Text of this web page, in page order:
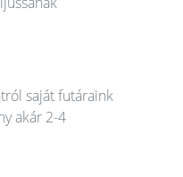
saját futáraink
akár 2-4